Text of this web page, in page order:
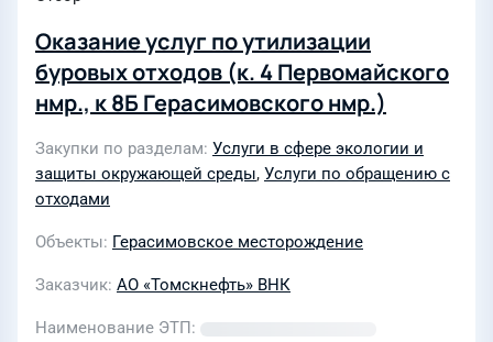
Оказание услуг по утилизации
буровых отходов (к. 4 Первомайского
нмр., к 8Б Герасимовского нмр.)
Закупки по разделам Услуги в сфере экологии и
защиты окружающей среды, Услуги по обращению с
отходами
Объекты Герасимовское месторождение
Заказчик АО «Томскнефть» ВНК
Наименование ЭТП